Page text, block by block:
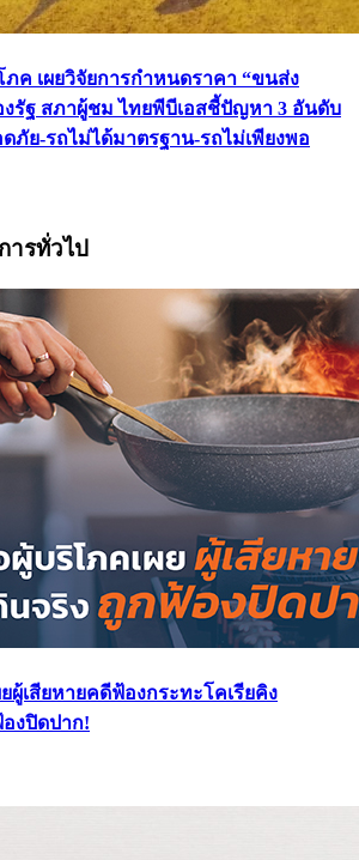
ค เผยวิจัยการกำหนดราคา “ขนส่ง
รัฐ สภาผู้ชม ไทยพีบีเอสชี้ปัญหา 3 อันดับ
ภัย-รถไม่ได้มาตรฐาน-รถไม่เพียงพอ
ารทั่วไป
ผู้เสียหายคดีฟ้องกระทะโคเรียคิง
งปิดปาก!